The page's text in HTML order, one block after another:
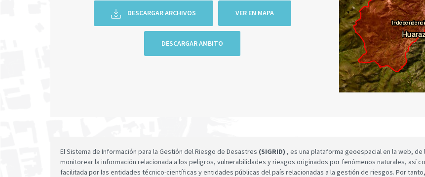
DESCARGAR ARCHIVOS VER EN MAPA
DESCARGAR AMBITO
El Sistema de Información para la Gestión del Riesgo de Desastres (SIGRID) , es una plataforma geoespacial en la web,
monitorear la información relacionada a los peligros, vulnerabilidades y riesgos originados por fenómenos naturales, así
facilitada por las entidades técnico-científicas y entidades públicas del país relacionadas a la gestión de riesgos. Por